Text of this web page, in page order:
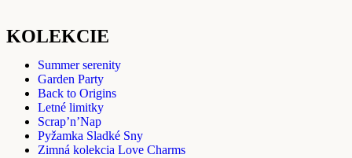
KOLEKCIE
Summer serenity
Garden Party
Back to Origins
Letné limitky
Scrap’n’Nap
Pyžamka Sladké Sny
Zimná kolekcia Love Charms